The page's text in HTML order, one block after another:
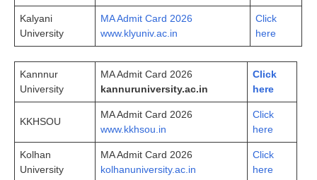
Kalyani
University
MA Admit Card 2026
www.klyuniv.ac.in
Click
here
Kannnur
University
MA Admit Card 2026
kannuruniversity.ac.in
Click
here
KKHSOU
MA Admit Card 2026
www.kkhsou.in
Click
here
Kolhan
University
MA Admit Card 2026
kolhanuniversity.ac.in
Click
here